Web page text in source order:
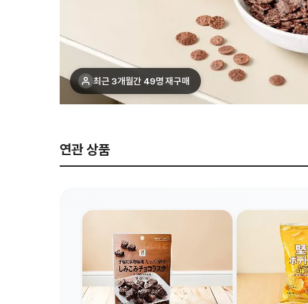
최근 1주간 12명 구매
연관 상품